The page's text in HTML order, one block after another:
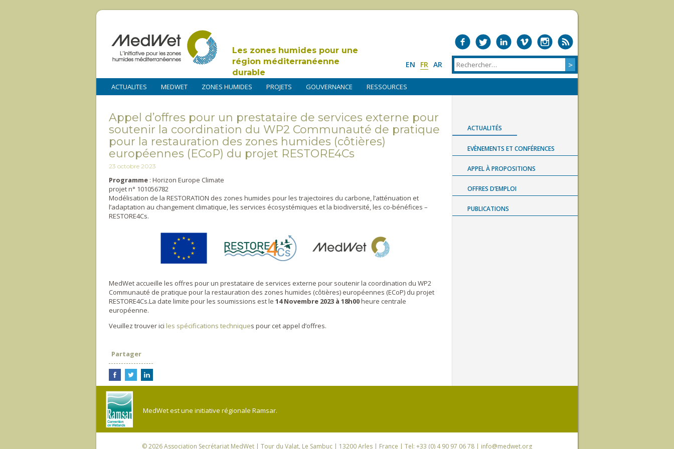
Les zones humides pour une
région méditerranéenne
durable
EN FR AR
ACTUALITES MEDWET ZONES HUMIDES PROJETS GOUVERNANCE RESSOURCES
Appel d’offres pour un prestataire de services externe pour
soutenir la coordination du WP2 Communauté de pratique
pour la restauration des zones humides (côtières)
européennes (ECoP) du projet RESTORE4Cs
23 octobre 2023
Programme : Horizon Europe Climate
projet n° 101056782
Modélisation de la RESTORATION des zones humides pour les trajectoires du carbone, l’atténuation et
l’adaptation au changement climatique, les services écosystémiques et la biodiversité, les co-bénéfices –
RESTORE4Cs.
MedWet accueille les offres pour un prestataire de services externe pour soutenir la coordination du WP2
Communauté de pratique pour la restauration des zones humides (côtières) européennes (ECoP) du projet
RESTORE4Cs.La date limite pour les soumissions est le 14 Novembre 2023 à 18h00heure centrale
européenne.
Veuillez trouver ici les spécifications techniques pour cet appel d’offres.
Partager
ACTUALITÉS
EVÈNEMENTS ET CONFÉRENCES
APPEL À PROPOSITIONS
OFFRES D’EMPLOI
PUBLICATIONS
MedWet est une initiative régionale Ramsar.
© 2026Association Secrétariat MedWet | Tour du Valat, Le Sambuc | 13200 Arles | France | Tel: +33 (0) 4 90 97 06 78 | info@medwet.org